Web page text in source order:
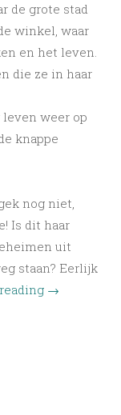
de grote stad
winkel, waar
en het leven.
die ze in haar
leven weer op
knappe
nog niet,
Is dit haar
uit
staan? Eerlijk
→